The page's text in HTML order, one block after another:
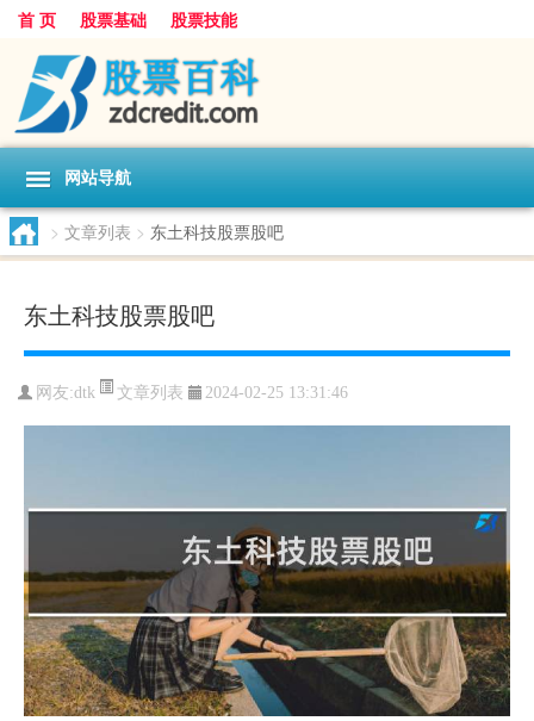
首 页 股票基础 股票技能
网站导航
> 文章列表 > 东土科技股票股吧
东土科技股票股吧
网友:dtk 文章列表 2024-02-25 13:31:46